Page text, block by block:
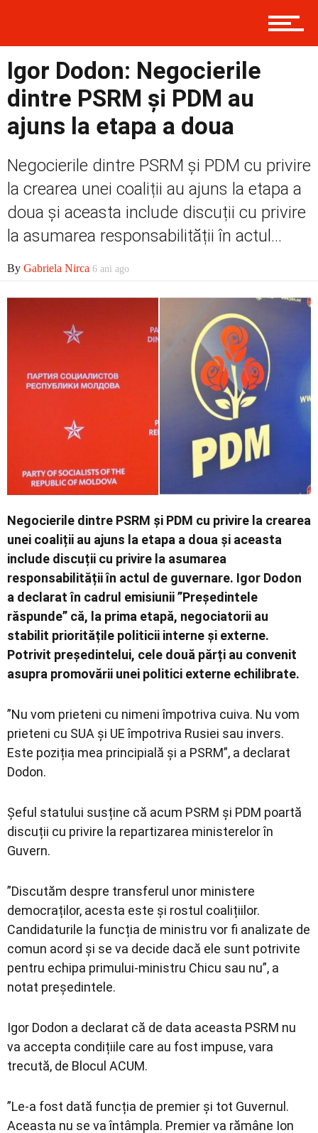
Prima
Externe
Social
Economic
Igor Dodon: Negocierile
dintre PSRM și PDM au
ajuns la etapa a doua
Negocierile dintre PSRM și PDM cu privire
la crearea unei coaliții au ajuns la etapa a
doua și aceasta include discuții cu privire
la asumarea responsabilității în actul...
By Gabriela Nirca 6 ani ago
Negocierile dintre PSRM și PDM cu privire la crearea
unei coaliții au ajuns la etapa a doua și aceasta
include discuții cu privire la asumarea
responsabilității în actul de guvernare. Igor Dodon
a declarat în cadrul emisiunii ”Președintele
răspunde” că, la prima etapă, negociatorii au
stabilit prioritățile politicii interne și externe.
Potrivit președintelui, cele două părți au convenit
asupra promovării unei politici externe echilibrate.
”Nu vom prieteni cu nimeni împotriva cuiva. Nu vom
prieteni cu SUA și UE împotriva Rusiei sau invers.
Este poziția mea principială și a PSRM”, a declarat
Dodon.
Șeful statului susține că acum PSRM și PDM poartă
discuții cu privire la repartizarea ministerelor în
Guvern.
”Discutăm despre transferul unor ministere
democraților, acesta este și rostul coalițiilor.
Candidaturile la funcția de ministru vor fi analizate de
comun acord și se va decide dacă ele sunt potrivite
pentru echipa primului-ministru Chicu sau nu”, a
notat președintele.
Igor Dodon a declarat că de data aceasta PSRM nu
va accepta condițiile care au fost impuse, vara
trecută, de Blocul ACUM.
”Le-a fost dată funcția de premier și tot Guvernul.
Aceasta nu se va întâmpla. Premier va rămâne Ion